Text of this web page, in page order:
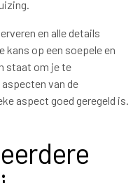
en alle details
kans op een soepele en
staat om je te
van de
aspect goed geregeld is.